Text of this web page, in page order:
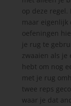
op deze regel.
maar eigenlijk
oefeningen
je rug te
zwaaien als
hebt om nog
met je rug
twee reps
waar je dat